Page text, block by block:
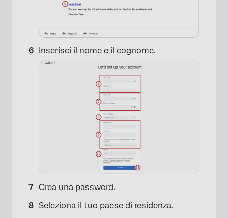
Inserisci il nome e il cognome.
Crea una password.
Seleziona il tuo paese di residenza.